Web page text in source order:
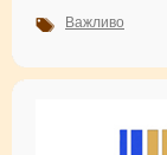
Важливо